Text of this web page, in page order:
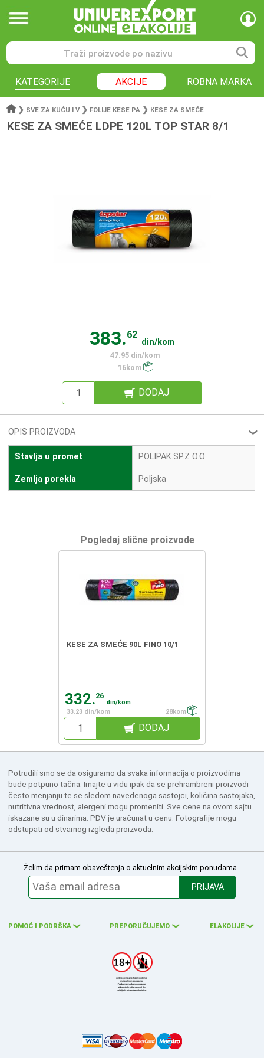
KATEGORIJE AKCIJE ROBNA MARKA
❯ SVE ZA KUĆU I V ❯ FOLIJE KESE PA ❯ KESE ZA SMEĆE
KESE ZA SMEĆE LDPE 120L TOP STAR 8/1
383.62
din/kom
47.95 din/kom
16kom
DODAJ
OPIS PROIZVODA ❮
Stavlja u promet POLIPAK.SP.Z O.O
Zemlja porekla Poljska
Pogledaj slične proizvode
KESE ZA SMEĆE 90L FINO 10/1
332.26
din/kom
33.23 din/kom
28kom
DODAJ
Potrudili smo se da osiguramo da svaka informacija o proizvodima
bude potpuno tačna. Imajte u vidu ipak da se prehrambreni proizvodi
često menjanju te se sledom navedenoga sastojci, količina sastojaka,
nutritivna vrednost, alergeni mogu promeniti. Sve cene na ovom sajtu
iskazane su u dinarima. PDV je uračunat u cenu. Fotografije mogu
odstupati od stvarnog izgleda proizvoda.
Želim da primam obaveštenja o aktuelnim akcijskim ponudama
PRIJAVA
POMOĆ I PODRŠKA ❮ PREPORUČUJEMO ❮ ELAKOLIJE ❮